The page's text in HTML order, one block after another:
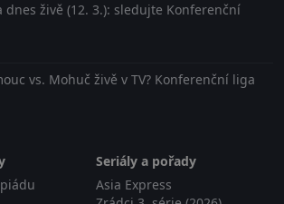
dnes živě (12. 3.): sledujte Konferenční
vs. Mohuč živě v TV? Konferenční liga
Seriály a pořady
Asia Express